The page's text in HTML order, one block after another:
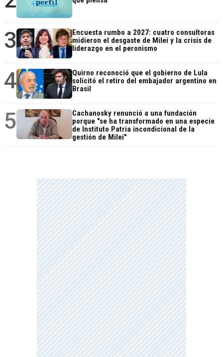
3
Encuesta rumbo a 2027: cuatro consultoras
midieron el desgaste de Milei y la crisis de
liderazgo en el peronismo
4
Quirno reconoció que el gobierno de Lula
solicitó el retiro del embajador argentino en
Brasil
5
Cachanosky renunció a una fundación
porque "se ha transformado en una especie
de Instituto Patria incondicional de la
gestión de Milei"